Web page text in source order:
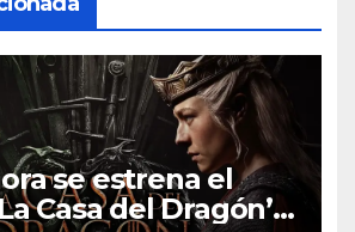
se estrena el
Casa del Dragón’